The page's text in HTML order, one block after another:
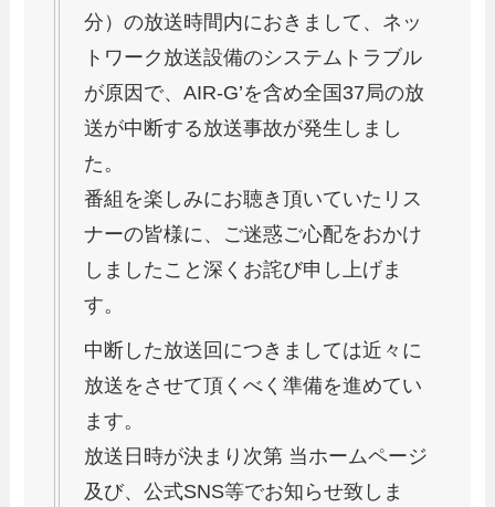
分）の放送時間内におきまして、ネッ
トワーク放送設備のシステムトラブル
が原因で、AIR-G’を含め全国37局の放
送が中断する放送事故が発生しまし
た。
番組を楽しみにお聴き頂いていたリス
ナーの皆様に、ご迷惑ご心配をおかけ
しましたこと深くお詫び申し上げま
す。
中断した放送回につきましては近々に
放送をさせて頂くべく準備を進めてい
ます。
放送日時が決まり次第 当ホームページ
及び、公式SNS等でお知らせ致しま